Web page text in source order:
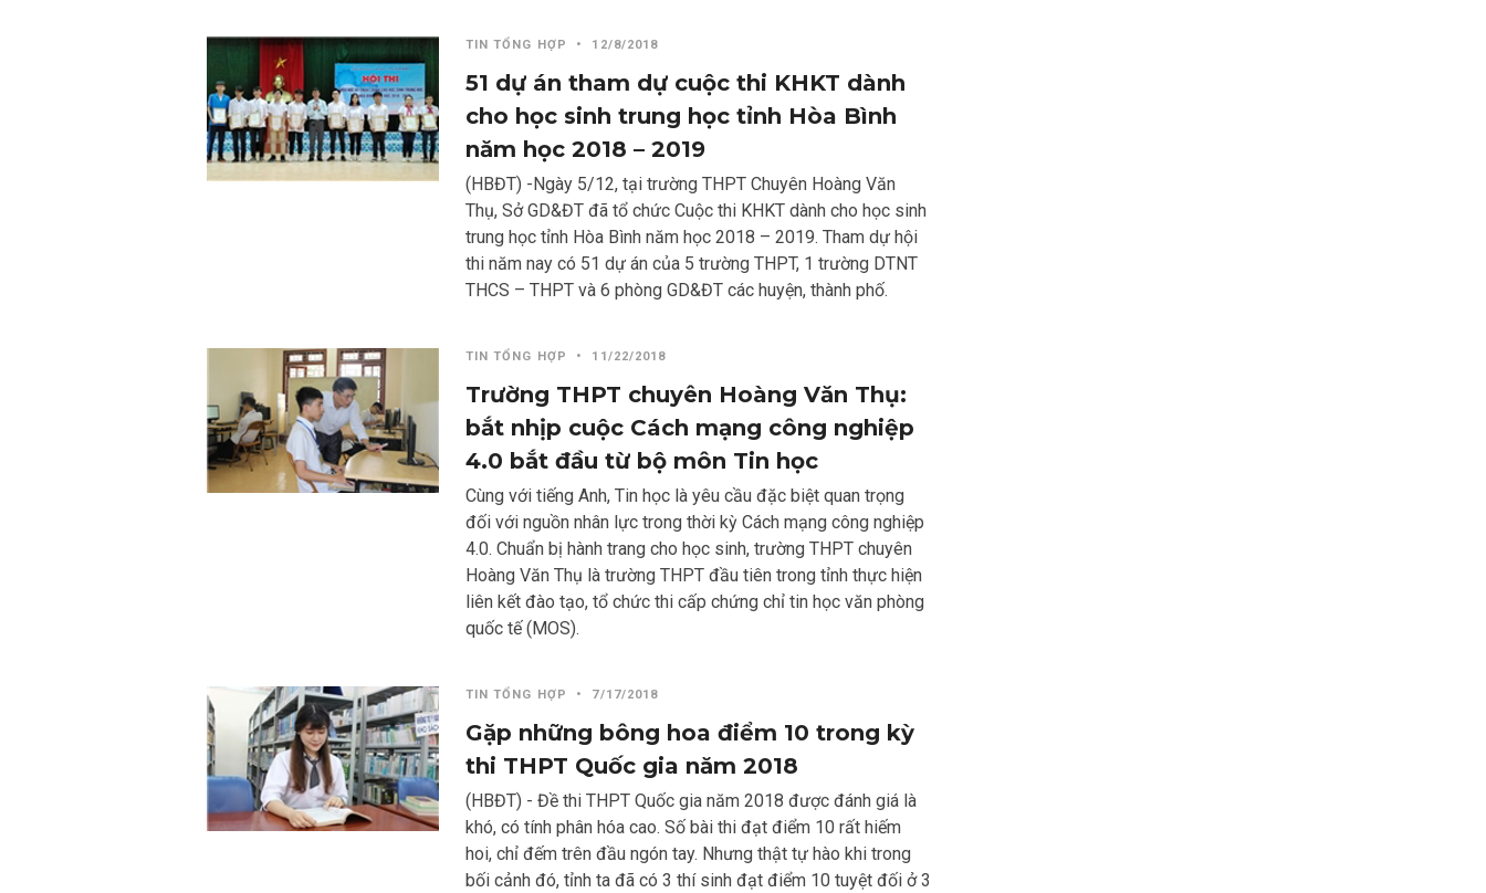
TIN TỔNG HỢP • 12/8/2018
51 dự án tham dự cuộc thi KHKT dành
cho học sinh trung học tỉnh Hòa Bình
năm học 2018 – 2019
(HBĐT) -Ngày 5/12, tại trường THPT Chuyên Hoàng Văn
Thụ, Sở GD&ĐT đã tổ chức Cuộc thi KHKT dành cho học sinh
trung học tỉnh Hòa Bình năm học 2018 – 2019. Tham dự hội
thi năm nay có 51 dự án của 5 trường THPT, 1 trường DTNT
THCS – THPT và 6 phòng GD&ĐT các huyện, thành phố.
TIN TỔNG HỢP • 11/22/2018
Trường THPT chuyên Hoàng Văn Thụ:
bắt nhịp cuộc Cách mạng công nghiệp
4.0 bắt đầu từ bộ môn Tin học
Cùng với tiếng Anh, Tin học là yêu cầu đặc biệt quan trọng
đối với nguồn nhân lực trong thời kỳ Cách mạng công nghiệp
4.0. Chuẩn bị hành trang cho học sinh, trường THPT chuyên
Hoàng Văn Thụ là trường THPT đầu tiên trong tỉnh thực hiện
liên kết đào tạo, tổ chức thi cấp chứng chỉ tin học văn phòng
quốc tế (MOS).
TIN TỔNG HỢP • 7/17/2018
Gặp những bông hoa điểm 10 trong kỳ
thi THPT Quốc gia năm 2018
(HBĐT) - Đề thi THPT Quốc gia năm 2018 được đánh giá là
khó, có tính phân hóa cao. Số bài thi đạt điểm 10 rất hiếm
hoi, chỉ đếm trên đầu ngón tay. Nhưng thật tự hào khi trong
bối cảnh đó, tỉnh ta đã có 3 thí sinh đạt điểm 10 tuyệt đối ở 3